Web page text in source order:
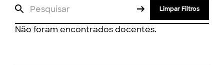
Limpar Filtros
Não foram encontrados docentes.